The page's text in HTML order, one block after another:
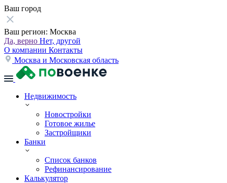
Ваш город
Ваш регион: Москва
Да, верно Нет, другой
О компании Контакты
Москва и Московская область
Недвижимость
Новостройки
Готовое жилье
Застройщики
Банки
Список банков
Рефинансирование
Калькулятор